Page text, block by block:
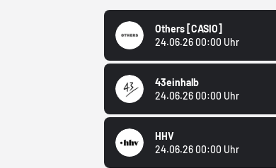
Others [CASIO]
24.06.26 00:00 Uhr
43einhalb
24.06.26 00:00 Uhr
HHV
24.06.26 00:00 Uhr